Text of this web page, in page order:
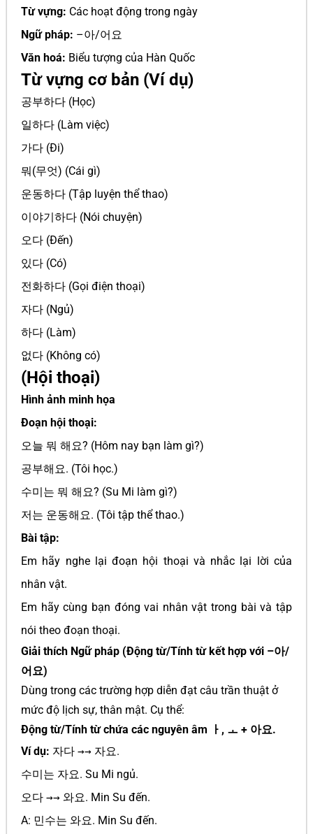
Từ vựng: Các hoạt động trong ngày
Ngữ pháp: –아/어요
Văn hoá: Biểu tượng của Hàn Quốc
Từ vựng cơ bản (Ví dụ)
공부하다 (Học)
일하다 (Làm việc)
가다 (Đi)
뭐(무엇) (Cái gì)
운동하다 (Tập luyện thể thao)
이야기하다 (Nói chuyện)
오다 (Đến)
있다 (Có)
전화하다 (Gọi điện thoại)
자다 (Ngủ)
하다 (Làm)
없다 (Không có)
(Hội thoại)
Hình ảnh minh họa
Đoạn hội thoại:
오늘 뭐 해요? (Hôm nay bạn làm gì?)
공부해요. (Tôi học.)
수미는 뭐 해요? (Su Mi làm gì?)
저는 운동해요. (Tôi tập thể thao.)
Bài tập:
Em hãy nghe lại đoạn hội thoại và nhắc lại lời của
nhân vật.
Em hãy cùng bạn đóng vai nhân vật trong bài và tập
nói theo đoạn thoại.
Giải thích Ngữ pháp (Động từ/Tính từ kết hợp với –아/
어요)
Dùng trong các trường hợp diễn đạt câu trần thuật ở
mức độ lịch sự, thân mật. Cụ thể:
Động từ/Tính từ chứa các nguyên âm ㅏ, ㅗ + 아요.
Ví dụ: 자다 →→ 자요.
수미는 자요. Su Mi ngủ.
오다 →→ 와요. Min Su đến.
A: 민수는 와요. Min Su đến.